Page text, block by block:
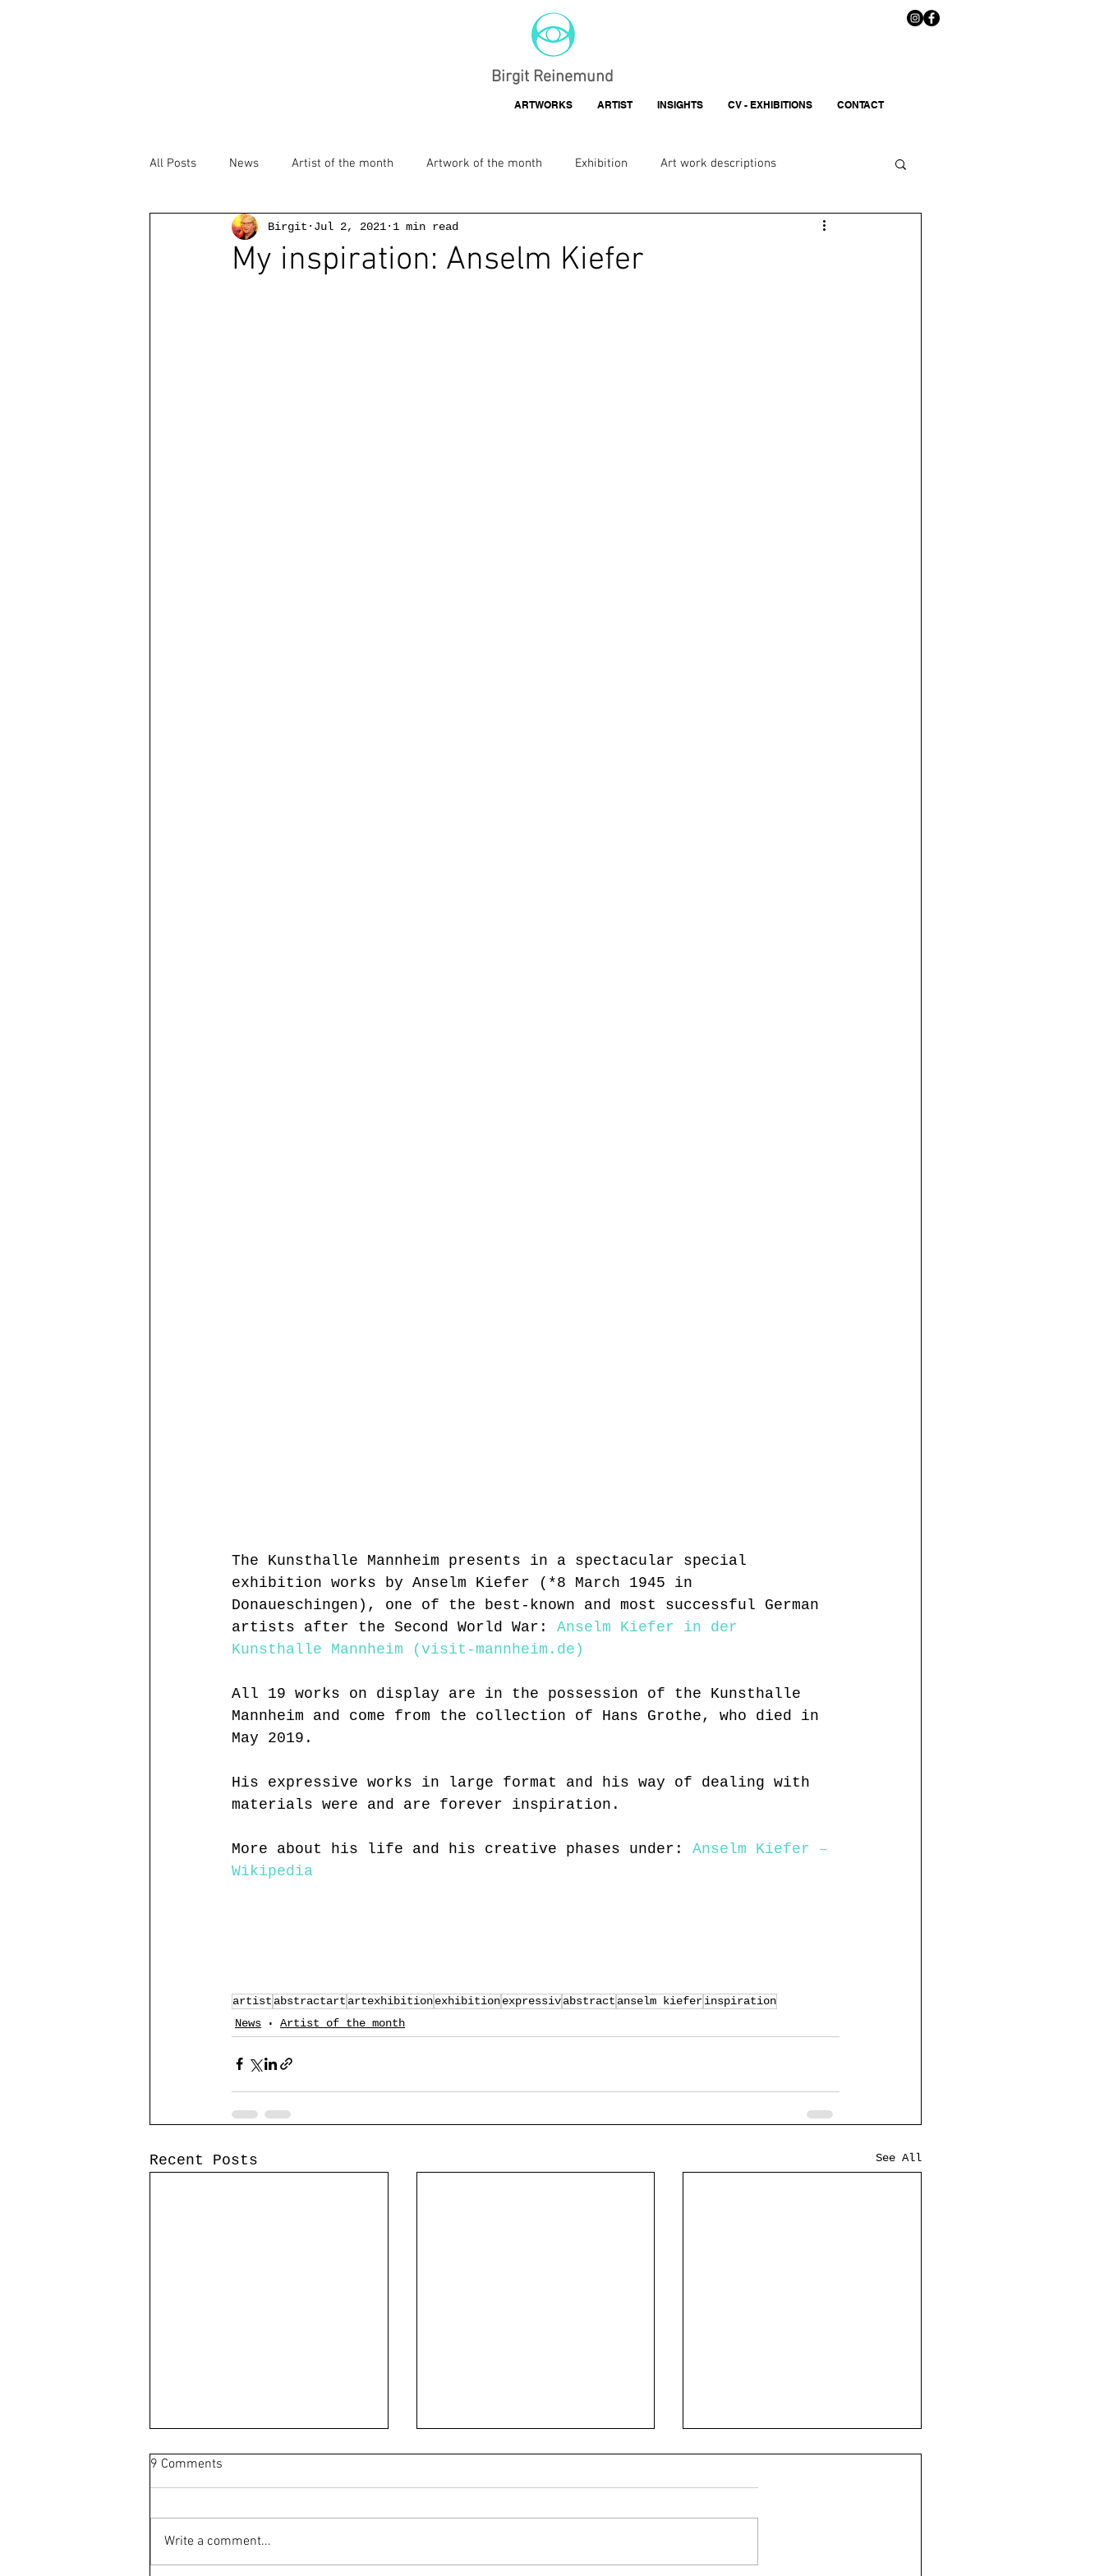
Birgit Reinemund
ARTWORKS ARTIST INSIGHTS CV - EXHIBITIONS CONTACT
All Posts News Artist of the month Artwork of the month Exhibition Art work descriptions
My inspiration: Anselm Kiefer
Birgit Jul 2, 2021 1 min read
The Kunsthalle Mannheim presents in a spectacular special
exhibition works by Anselm Kiefer (*8 March 1945 in
Donaueschingen), one of the best-known and most successful German
artists after the Second World War:
Anselm Kiefer in der
Kunsthalle Mannheim (visit-mannheim.de)
All 19 works on display are in the possession of the Kunsthalle
Mannheim and come from the collection of Hans Grothe, who died in
May 2019.
His expressive works in large format and his way of dealing with
materials were and are forever inspiration.
More about his life and his creative phases under:
Anselm Kiefer –
Wikipedia
artist abstractart artexhibitionexhibitionexpressivabstract anselm kieferinspiration
News
Artist of the month
Recent Posts See All
9 Comments
Write a comment...